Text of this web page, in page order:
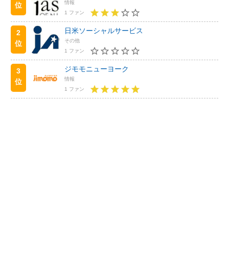
位
情報
1 ファン
2
位
日米ソーシャルサービス
その他
1 ファン
3
位
ジモモニューヨーク
情報
1 ファン